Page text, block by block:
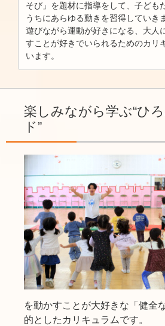
そび」を題材に指導をして、子ども
うちにあらゆる動きを習得していき
遊びながら運動が好きになる、大人
すことが好きでいられるためのカリ
います。
楽しみながら学ぶ“ひ
ド”
を動かすことが大好きな「健全
的としたカリキュラムです。